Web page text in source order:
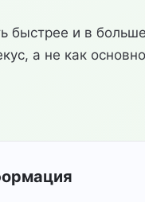
быстрее и в
а не как